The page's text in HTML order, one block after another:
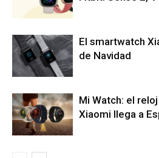
El smartwatch
de Navidad
Mi Watch: el
Xiaomi llega a